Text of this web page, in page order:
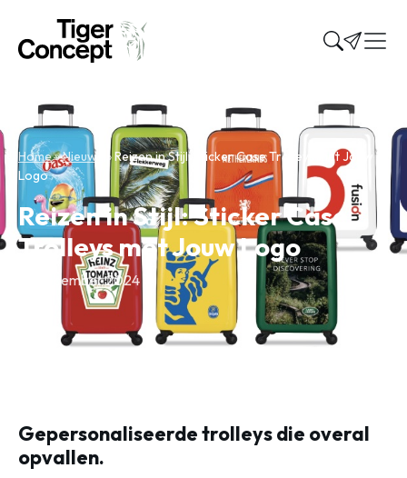
Home»Nieuws »Reizen in Stijl: Sticker Case Trolleys met Jouw
Logo
Reizen in Stijl: Sticker Case
Trolleys met Jouw Logo
23 december 2024
Gepersonaliseerde trolleys die overal
opvallen.